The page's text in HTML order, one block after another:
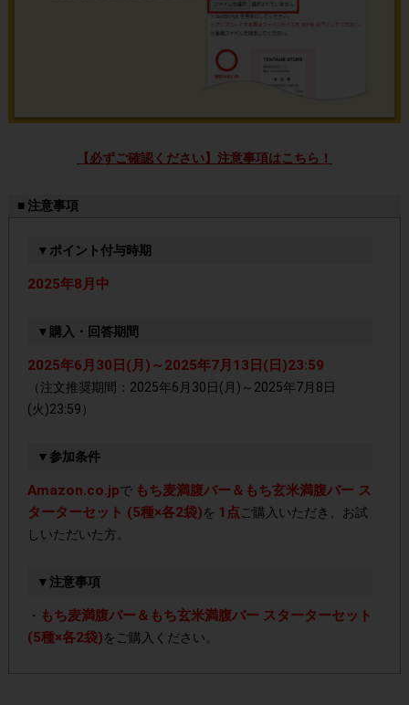
【必ずご確認ください】注意事項はこちら！
■ 注意事項
▼ポイント付与時期
2025年8月中
▼購入・回答期間
2025年6月30日(月)～2025年7月13日(日)23:59
（注文推奨期間：2025年6月30日(月)～2025年7月8日
(火)23:59）
▼参加条件
Amazon.co.jpで もち麦満腹バー＆もち玄米満腹バー ス
ターターセット (5種×各2袋)を 1点ご購入いただき、お試
しいただいた方。
▼注意事項
・ もち麦満腹バー＆もち玄米満腹バー スターターセット
(5種×各2袋)をご購入ください。